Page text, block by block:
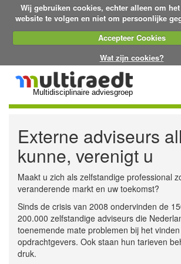
Wij gebruiken cookies, echter alleen om
website te volgen en niet om persoonlijke
Accepteer Cookies
Wat zijn cookies?
Multidisciplinaire adviesgroep
Externe adviseurs
kunne, verenigt u
Maakt u zich als zelfstandige professional
veranderende markt en uw toekomst?
Sinds de crisis van 2008 ondervinden de
200.000 zelfstandige adviseurs die
toenemende mate problemen bij het
opdrachtgevers. Ook staan hun tarieven
druk.